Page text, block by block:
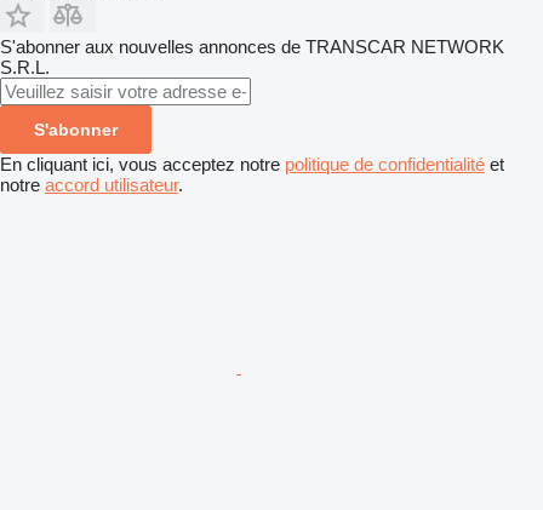
S'abonner aux nouvelles annonces de TRANSCAR NETWORK
S.R.L.
S'abonner
En cliquant ici, vous acceptez notre politique de confidentialité et
notre accord utilisateur.